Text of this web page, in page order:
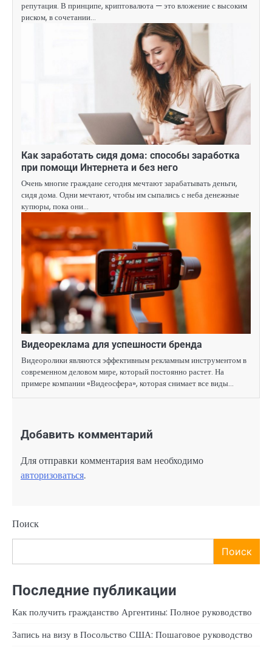
репутация. В принципе, криптовалюта — это вложение с высоким
риском, в сочетании…
Как заработать сидя дома: способы заработка
при помощи Интернета и без него
Очень многие граждане сегодня мечтают зарабатывать деньги,
сидя дома. Одни мечтают, чтобы им сыпались с неба денежные
купюры, пока они…
Видеореклама для успешности бренда
Видеоролики являются эффективным рекламным инструментом в
современном деловом мире, который постоянно растет. На
примере компании «Видеосфера», которая снимает все виды…
Добавить комментарий
Для отправки комментария вам необходимо
авторизоваться.
Поиск
Поиск
Последние публикации
Как получить гражданство Аргентины: Полное руководство
Запись на визу в Посольство США: Пошаговое руководство